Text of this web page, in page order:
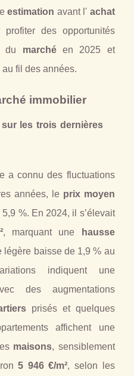
estimation avant l' achat
profiter des opportunités
du marchéen 2025 et
au fil des années.
immobilier
les trois dernières
a connu des fluctuations
années, le prix moyen
%. En 2024, il s’élevait
, marquant une
hausse
légère baisse de 1,9 % au
indiquent une
des augmentations
prisés et quelques
affichent une
maisons, sensiblement
5 946 €/m², selon les